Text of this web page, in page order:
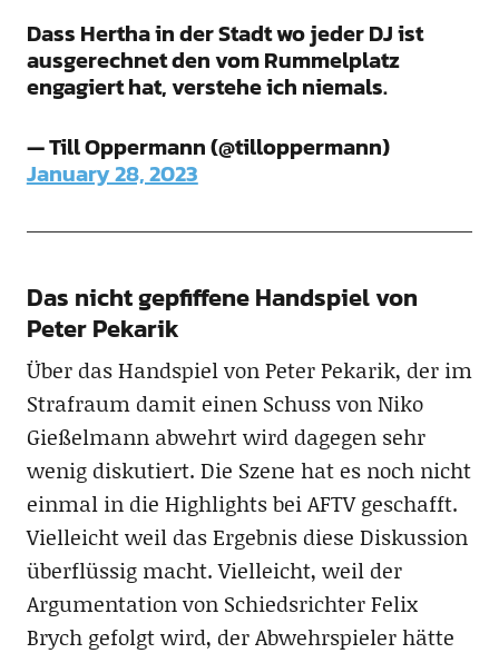
Dass Hertha in der Stadt wo jeder DJ ist
ausgerechnet den vom Rummelplatz
engagiert hat, verstehe ich niemals.
— Till Oppermann (@tilloppermann)
January 28, 2023
Das nicht gepfiffene Handspiel von
Peter Pekarik
Über das Handspiel von Peter Pekarik, der im
Strafraum damit einen Schuss von Niko
Gießelmann abwehrt wird dagegen sehr
wenig diskutiert. Die Szene hat es noch nicht
einmal in die Highlights bei AFTV geschafft.
Vielleicht weil das Ergebnis diese Diskussion
überflüssig macht. Vielleicht, weil der
Argumentation von Schiedsrichter Felix
Brych gefolgt wird, der Abwehrspieler hätte